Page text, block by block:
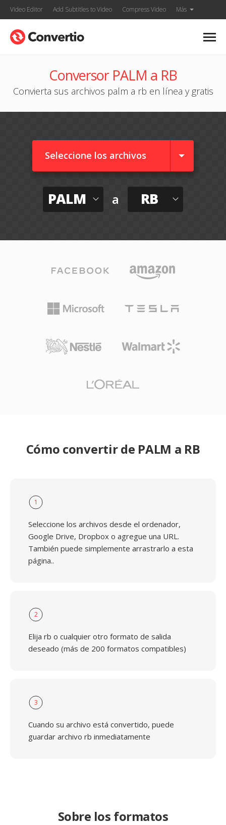
Video Editor Add Subtitles to Video Compress Video Más
Conversor PALM a RB
Convierta sus archivos palm a rb en línea y gratis
Seleccione los archivos
PALM a RB
Cómo convertir de PALM a RB
1
Seleccione los archivos desde el ordenador,
Google Drive, Dropbox o agregue una URL.
También puede simplemente arrastrarlo a esta
página..
2
Elija rb o cualquier otro formato de salida
deseado (más de 200 formatos compatibles)
3
Cuando su archivo está convertido, puede
guardar archivo rb inmediatamente
Sobre los formatos